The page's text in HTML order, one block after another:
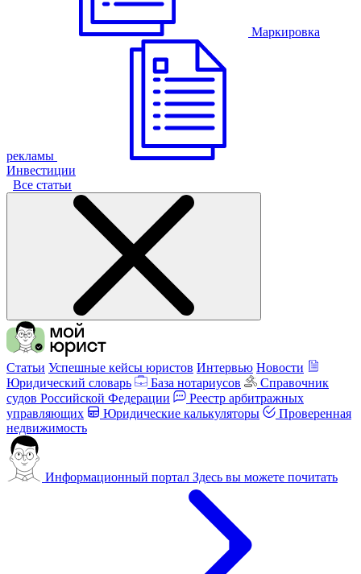
Маркировка
рекламы
Инвестиции
Все статьи
Статьи Успешные кейсы юристов Интервью Новости
Юридический словарь
База нотариусов
Справочник
судов Российской Федерации
Реестр арбитражных
управляющих
Юридические калькуляторы
Проверенная
недвижимость
Информационный портал Здесь вы можете почитать